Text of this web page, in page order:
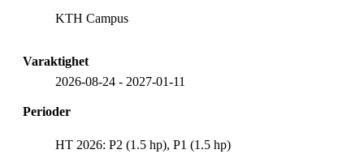
KTH Campus
Varaktighet
2026-08-24 - 2027-01-11
Perioder
HT 2026: P2 (1.5 hp), P1 (1.5 hp)